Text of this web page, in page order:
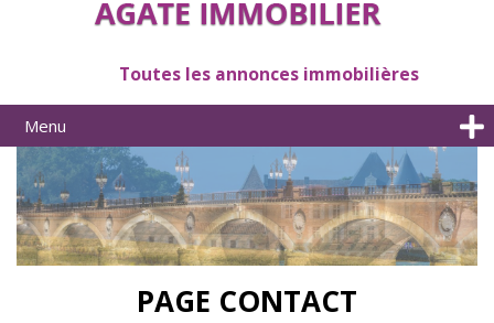
Toutes les annonces immobilières
Menu
PAGE CONTACT